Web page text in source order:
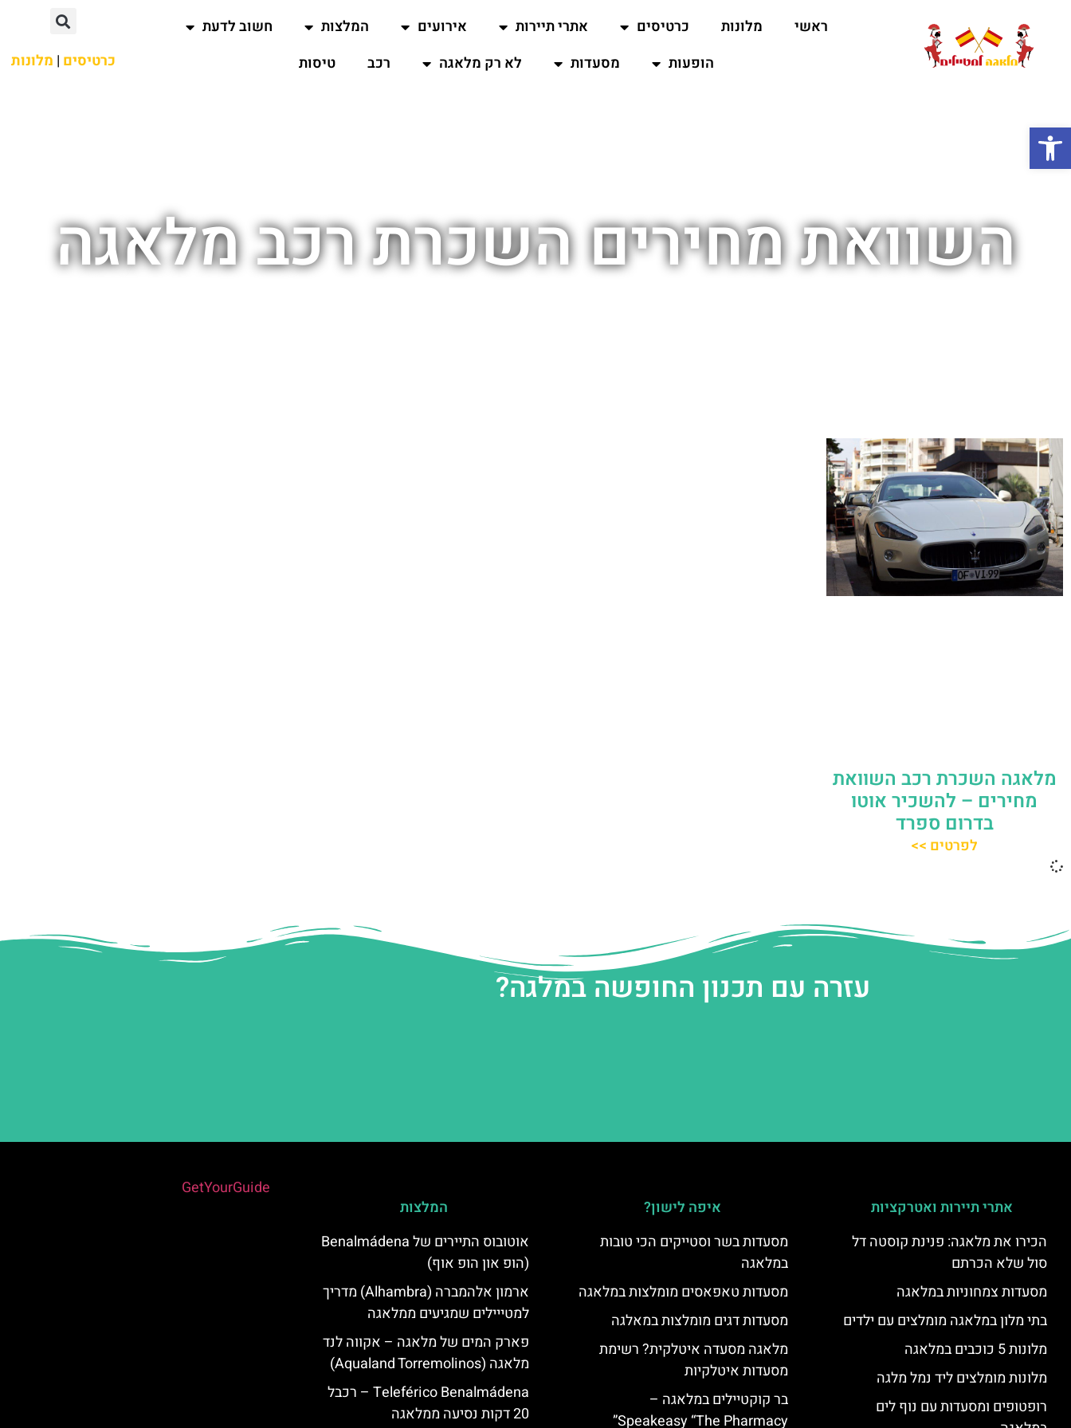
ראשי מלונות כרטיסים אתרי תיירות אירועים המלצות
חשוב לדעת
הופעות
מסעדות לא רק מלאגה רכב טיסות כרטיסים | מלונות
השוואת מחירים השכרת רכב מלאגה
מלאגה השכרת רכב השוואת
מחירים – להשכיר אוטו
בדרום ספרד
לפרטים >>
עזרה עם תכנון החופשה במלגה?
אתרי תיירות ואטרקציות
הכירו את מלאגה: פנינת קוסטה דל
סול שלא הכרתם
מסעדות צמחוניות במלאגה
בתי מלון במלאגה מומלצים עם ילדים
מלונות 5 כוכבים במלאגה
מלונות מומלצים ליד נמל מלגה
רופטופים ומסעדות עם נוף לים
איפה לישון?
מסעדות בשר וסטייקים הכי טובות
במלאגה
מסעדות טאפאסים מומלצות במלאגה
מסעדות דגים מומלצות במאלגה
מלאגה מסעדה איטלקית? רשימת
מסעדות איטלקיות
בר קוקטיילים במלאגה –
Speakeasy “The Pharmacy”
המלצות
אוטובוס התיירים של Benalmádena
(הופ און הופ אוף)
ארמון אלהמברה (Alhambra) מדריך
למטייילים שמגיעים ממלאגה
פארק המים של מלאגה – אקווה לנד
מלאגה (Aqualand Torremolinos)
Teleférico Benalmádena – רכבל
20 דקות נסיעה ממלאגה
GetYourGuide
פתח סרגל נגישות